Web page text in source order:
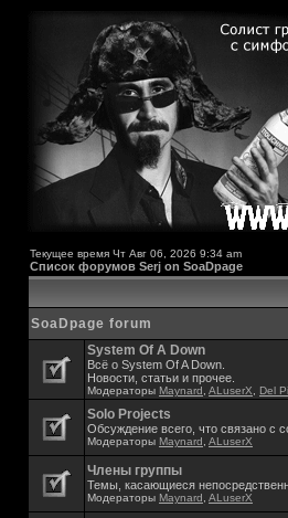
Текущее время Чт Авг 06, 2026 9:34 am
Список форумов Serj on SoaDpage
SoaDpage forum
System Of A Down
Всё о System Of A Down.
Новости, статьи и прочее.
Модераторы Maynard ALuserX Del
Solo Projects
Обсуждение всего, что связано с
Модераторы Maynard ALuserX
Члены группы
Темы, касающиеся
Модераторы Maynard ALuserX